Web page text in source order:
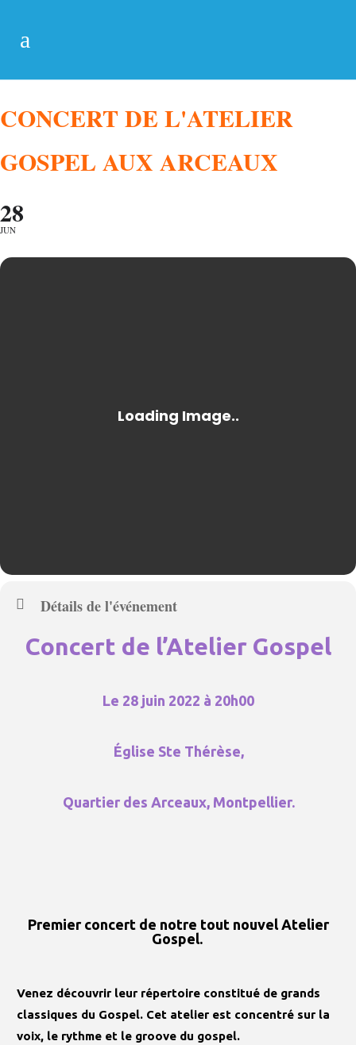
CONCERT DE L'ATELIER
GOSPEL AUX ARCEAUX
28
JUN
Détails de l'événement
Concert de l’Atelier Gospel
Le 28 juin 2022 à 20h00
Église Ste Thérèse,
Quartier des Arceaux, Montpellier.
Premier concert de notre tout nouvel Atelier
Gospel.
Venez découvrir leur répertoire constitué de grands
classiques du Gospel. Cet atelier est concentré sur la
voix, le rythme et le groove du gospel.